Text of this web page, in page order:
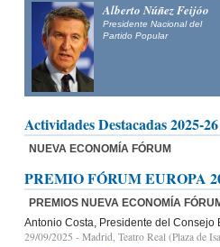
Alberto Núñez Feijóo
Presidente Nacional del
Partido Popular
Actividades Destacadas 2025-26
NUEVA ECONOMÍA FÓRUM
PREMIO FÓRUM EUROPA
PREMIOS NUEVA ECONOMÍA
Antonio Costa, Presidente del Consejo
29/09/2025 - Madrid, Teatro Real (Plaza de